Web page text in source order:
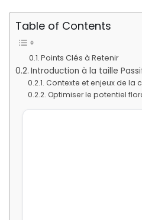
Table of Contents
Points Clés à Retenir
Introduction à la taille
Contexte et enjeux de la
Optimiser le potentiel